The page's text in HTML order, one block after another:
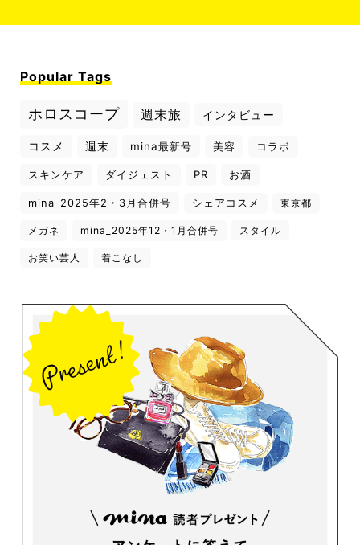
Popular Tags
ホロスコープ 週末旅 インタビュー
コスメ 週末 mina最新号 美容 コラボ
スキンケア ダイジェスト PR お酒
mina_2025年2・3月合併号 シェアコスメ 東京都
メガネ mina_2025年12・1月合併号 スタイル
お笑い芸人 着こなし